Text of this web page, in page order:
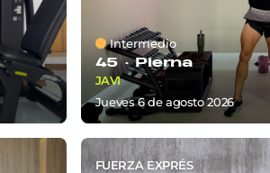
Intermedio
45 ·Pierna
JAVI
jueves 6deagosto 2026
FUERZA EXPRÉS